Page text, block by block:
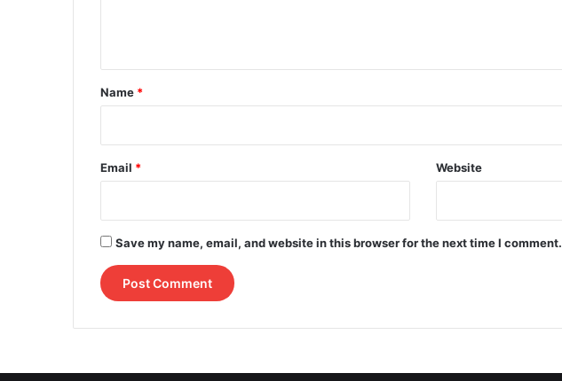
*
Name *
Email * Website
Save my name, email, and website in this browser for the next time I comment.